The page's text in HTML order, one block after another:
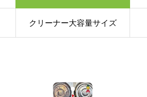
クリーナー大容量サイズ